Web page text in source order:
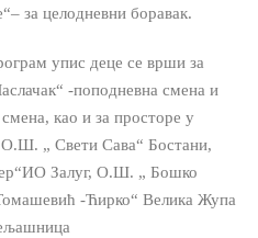
за целодневни боравак.
упис деце се врши за
-поподневна смена и
као и за просторе у
„ Свети Сава“ Бостани,
Залуг, О.Ш. „ Бошко
-Ћирко“ Велика Жупа